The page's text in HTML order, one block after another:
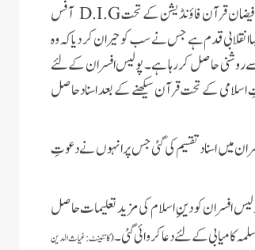
D.I.Gآفس
قدم ہے جس نے سب کو حیران کر دیا کہ وہ
روشنی حاصل کر رہا ہے۔ پولیس افسران کے لئے
کے تحت قرآن سیکھنے کے بعد اسناد حاصل
میں اسناد تقسیم کی گئی جس پر انہوں نے دعوتِ
افسران کو دینِ اسلام کی مزید تعلیمات حاصل
کامیابی کے لئے دعا کروائی گئی۔(کانٹینٹ:غیاث الدین